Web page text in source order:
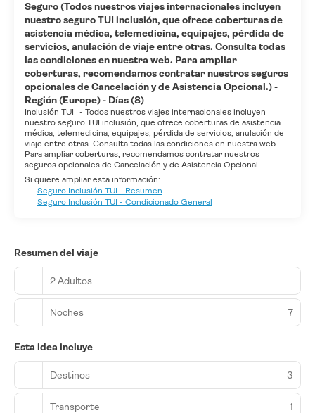
Seguro (Todos nuestros viajes internacionales incluyen
nuestro seguro TUI inclusión, que ofrece coberturas de
asistencia médica, telemedicina, equipajes, pérdida de
servicios, anulación de viaje entre otras. Consulta todas
las condiciones en nuestra web. Para ampliar
coberturas, recomendamos contratar nuestros seguros
opcionales de Cancelación y de Asistencia Opcional.) -
Región (Europe) - Días (8)
Inclusión TUI - Todos nuestros viajes internacionales incluyen
nuestro seguro TUI inclusión, que ofrece coberturas de asistencia
médica, telemedicina, equipajes, pérdida de servicios, anulación de
viaje entre otras. Consulta todas las condiciones en nuestra web.
Para ampliar coberturas, recomendamos contratar nuestros
seguros opcionales de Cancelación y de Asistencia Opcional.
Si quiere ampliar esta información:
Seguro Inclusión TUI - Resumen
Seguro Inclusión TUI - Condicionado General
Resumen del viaje
2 Adultos
Noches 7
Esta idea incluye
Destinos 3
Transporte 1